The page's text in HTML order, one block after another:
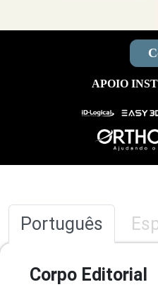
APOIO
Português
Corpo Editorial